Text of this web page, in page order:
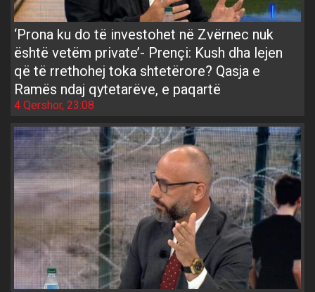
‘Prona ku do të investohet në Zvërnec nuk
është vetëm private’- Prençi: Kush dha lejen
që të rrethohej toka shtetërore? Qasja e
Ramës ndaj qytetarëve, e paqartë
4 Qershor, 23:08